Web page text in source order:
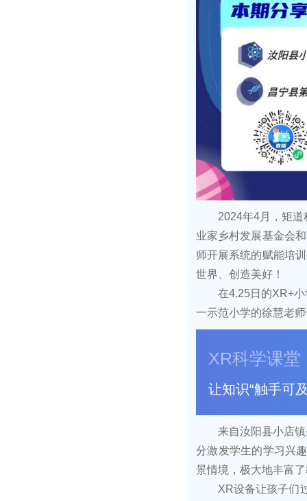
2024年4月，矩道
业家乡村发展基金会
师开展系统的赋能培
世界、创造美好！
在4.25日的XR+
一示范小学的徐慧老
XR科学课堂
让知识“触手可
来自汝阳县小店
分激发学生的学习兴
景情境，极大地丰富
XR设备让孩子们